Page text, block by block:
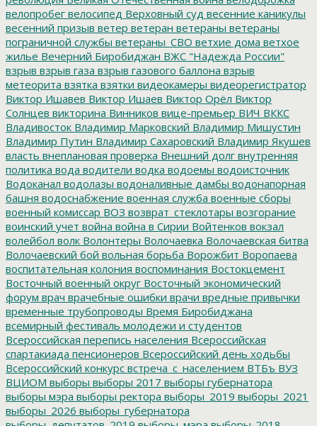
велопробег велосипед Верховный суд весенние каникулы
весенний призыв ветер ветеран ветераны ветераны
пограничной службы ветераны_СВО ветхие дома ветхое
жилье Вечерний Биробиджан ВЖС "Надежда России"
взрыв взрыв газа взрыв газового баллона взрыв
метеорита взятка взятки видеокамеры видеорегистратор
Виктор Ишавев Виктор Ишаев Виктор Орёл Виктор
Солнцев викторина Винников вице-премьер ВИЧ ВККС
Владивосток Владимир Марковский Владимир Мишустин
Владимир Путин Владимир Сахаровский Владимир Якушев
власть внеплановая проверка Внешний долг внутренняя
политика вода водители водка водоемы водоисточник
Водоканал водолазы водоналивные дамбы водонапорная
башня водоснабжение военная служба военные сборы
военный комиссар ВОЗ возврат_стеклотары возгорание
воинский учет война война в Сирии Войтенков вокзал
волейбол волк Волонтеры Волочаевка Волочаевская битва
Волочаевский бой вольная борьба Ворожбит Воропаева
воспитательная колония воспоминания Востокцемент
Восточный военный округ Восточный экономический
форум врач врачебные ошибки врачи вредные привычки
временные трубопроводы Время Биробиджана
всемирный фестиваль молодежи и студентов
Всероссийская перепись населения Всероссийская
спартакиада пенсионеров Всероссийский день ходьбы
Всероссийский конкурс встреча_с_населением ВТБъ ВУЗ
ВЦИОМ выборы выборы 2017 выборы губернатора
выборы мэра выборы ректора выборы_2019 выборы_2021
выборы_2026 выборы_губернатора